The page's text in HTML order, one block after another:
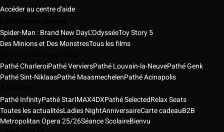
Accéder au centre d'aide
Spider-Man : Brand New DayL'OdysséeToy Story 5
Des Minions et Des MonstresTous les films
Pathé CharleroiPathé VerviersPathé Louvain-la-NeuvePathé Genk
Pathé Sint-NiklaasPathé MaasmechelenPathé Acinapolis
Pathé InfinityPathé StarIMAX4DXPathé SelectedRelax Seats
Toutes les actualitésLadies NightAnniversaireCarte cadeauB2B
Metropolitan Opera 25/26Séance ScolaireBienvu